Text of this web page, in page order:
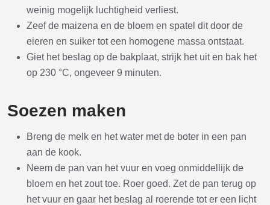
weinig mogelijk luchtigheid verliest.
Zeef de maizena en de bloem en spatel dit door de
eieren en suiker tot een homogene massa ontstaat.
Giet het beslag op de bakplaat, strijk het uit en bak het
op 230 °C, ongeveer 9 minuten.
Soezen maken
Breng de melk en het water met de boter in een pan
aan de kook.
Neem de pan van het vuur en voeg onmiddellijk de
bloem en het zout toe. Roer goed. Zet de pan terug op
het vuur en gaar het beslag al roerende tot er een licht